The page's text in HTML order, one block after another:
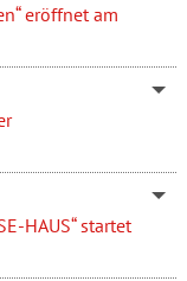
eröffnet am
HAUS“ startet